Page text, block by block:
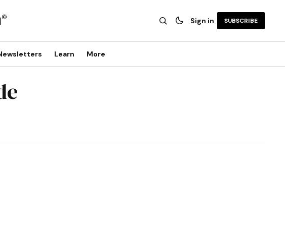
Sign in SUBSCRIBE
Learn More